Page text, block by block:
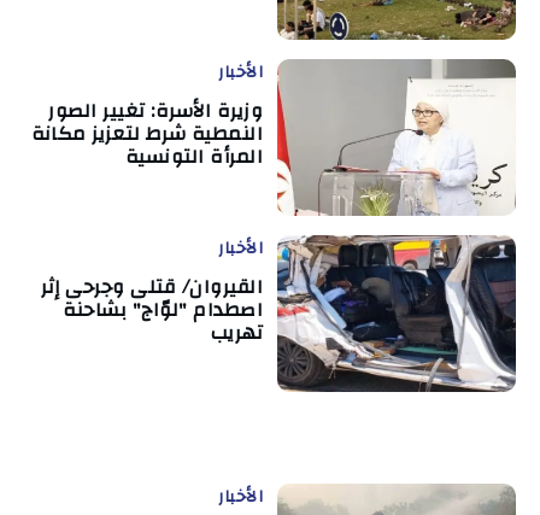
الأخبار
وزيرة الأسرة: تغيير الصور
النمطية شرط لتعزيز مكانة
المرأة التونسية
الأخبار
القيروان/ قتلى وجرحى إثر
اصطدام "لوّاج" بشاحنة
تهريب
الأخبار